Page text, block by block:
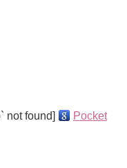
not found] Pocket